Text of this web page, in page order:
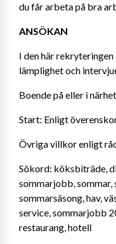
du får arbeta på bra
ANSÖKAN
I den här
lämplighet och
Boende på eller i
Start: Enligt
Övriga villkor enligt
Sökord: köksbiträde,
sommarjobb, sommar,
sommarsäsong, hav,
service, sommarjobb
restaurang, hotell